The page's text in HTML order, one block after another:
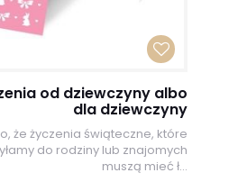
od dziewczyny albo
dla dziewczyny
że życzenia świąteczne, które
do rodziny lub znajomych
muszą mieć ł...